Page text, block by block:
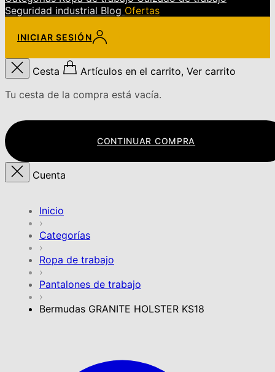
Seguridad industrial Blog Ofertas
INICIAR SESIÓN
Cesta
Artículos en el carrito, Ver carrito
Tu cesta de la compra está vacía.
CONTINUAR COMPRA
Cuenta
Inicio
›
Categorías
›
Ropa de trabajo
›
Pantalones de trabajo
›
Bermudas GRANITE HOLSTER KS18